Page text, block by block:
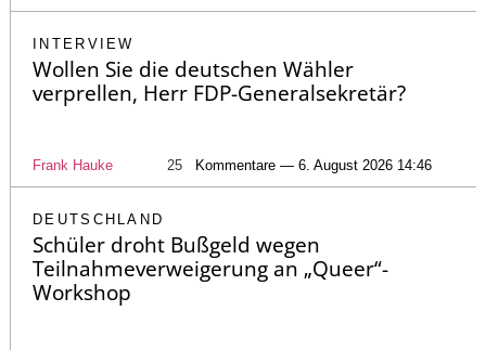
INTERVIEW
Wollen Sie die deutschen Wähler
verprellen, Herr FDP-Generalsekretär?
Frank Hauke 25 Kommentare — 6. August 2026 14:46
DEUTSCHLAND
Schüler droht Bußgeld wegen
Teilnahmeverweigerung an „Queer“-
Workshop